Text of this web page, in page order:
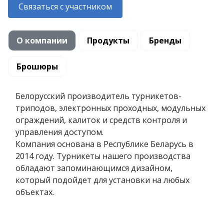
Связаться с участником
О компании Продукты Бренды
Брошюры
Белорусский производитель турникетов-
триподов, электронных проходных, модульных
ограждений, калиток и средств контроля и
управления доступом.
Компания основана в Республике Беларусь в
2014 году. Турникеты нашего производства
обладают запоминающимся дизайном,
который подойдет для установки на любых
объектах.